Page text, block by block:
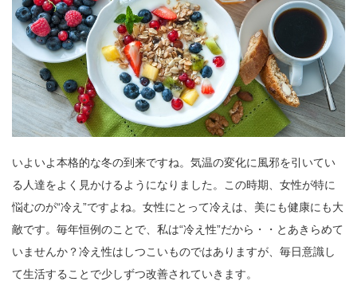
いよいよ本格的な冬の到来ですね。気温の変化に風邪を引いてい
る人達をよく見かけるようになりました。この時期、女性が特に
悩むのが“冷え”ですよね。女性にとって冷えは、美にも健康にも大
敵です。毎年恒例のことで、私は“冷え性”だから・・とあきらめて
いませんか？冷え性はしつこいものではありますが、毎日意識し
て生活することで少しずつ改善されていきます。